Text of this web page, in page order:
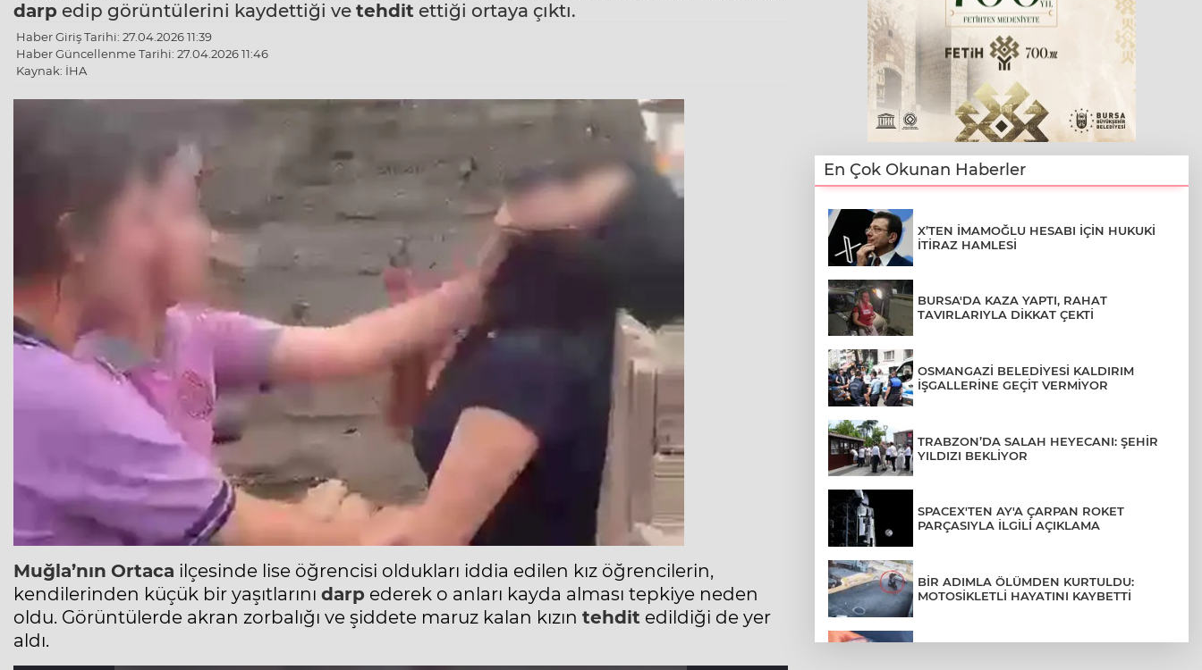
darp edip görüntülerini kaydettiği ve tehdit ettiği ortaya çıktı.
Haber Giriş Tarihi: 27.04.2026 11:39
Haber Güncellenme Tarihi: 27.04.2026 11:46
Kaynak: İHA
Muğla’nın Ortaca ilçesinde lise öğrencisi oldukları iddia edilen kız öğrencilerin,
kendilerinden küçük bir yaşıtlarını darp ederek o anları kayda alması tepkiye neden
oldu. Görüntülerde akran zorbalığı ve şiddete maruz kalan kızın tehdit edildiği de yer
aldı.
En Çok Okunan Haberler
X’TEN İMAMOĞLU HESABI İÇİN HUKUKİ
İTİRAZ HAMLESİ
BURSA'DA KAZA YAPTI, RAHAT
TAVIRLARIYLA DİKKAT ÇEKTİ
OSMANGAZİ BELEDİYESİ KALDIRIM
İŞGALLERİNE GEÇİT VERMİYOR
TRABZON’DA SALAH HEYECANI: ŞEHİR
YILDIZI BEKLİYOR
SPACEX'TEN AY'A ÇARPAN ROKET
PARÇASIYLA İLGİLİ AÇIKLAMA
BİR ADIMLA ÖLÜMDEN KURTULDU:
MOTOSİKLETLİ HAYATINI KAYBETTİ